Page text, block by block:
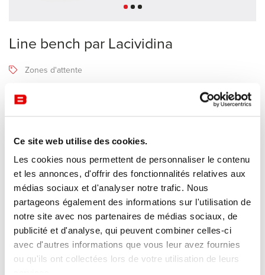
Ce site web utilise des cookies.
Les cookies nous permettent de personnaliser le contenu
et les annonces, d'offrir des fonctionnalités relatives aux
médias sociaux et d'analyser notre trafic. Nous
partageons également des informations sur l'utilisation de
notre site avec nos partenaires de médias sociaux, de
publicité et d'analyse, qui peuvent combiner celles-ci
avec d'autres informations que vous leur avez fournies
ou qu'ils ont collectées lors de votre utilisation de leurs
Line bench par Lacividina
Zones d'attente
Recevoir une offre de prix
Description
Siège d'appoint ou table basse ? LeLine Benchrefuse de choisir.
Ce module à la simplicité étudiée offre une réponse flexible et
sophistiquée aux nouveaux modes de vie. Une solution
d'aménagement originale qui s'adapte avec élégance à tous les
environnements, privés comme collectifs.